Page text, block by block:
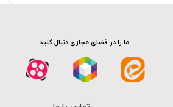
ما را در فضای مجازی دنبال کنید